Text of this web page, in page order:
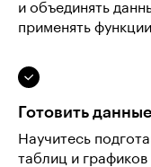
и объединять
применять
Готовить
Научитесь
таблиц и графиков